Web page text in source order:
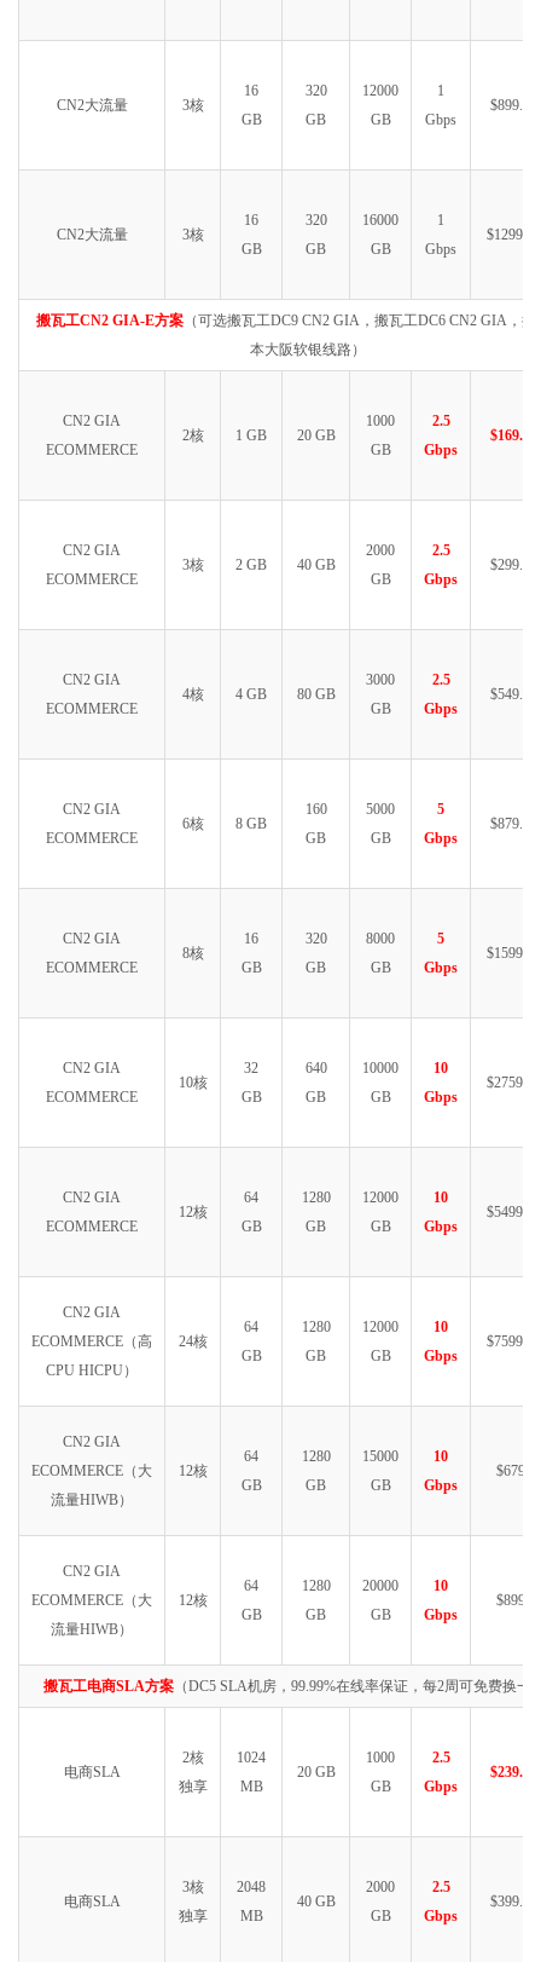
CN2大流量 3核
16
GB
320
GB
12000
GB
1
Gbps
$899.99
CN2大流量 3核
16
GB
320
GB
16000
GB
1
Gbps
$1299.99
搬瓦工CN2 GIA-E方案 （可选搬瓦工DC9 CN2 GIA，搬瓦工DC6 CN2 GIA，搬
本大阪软银线路）
CN2 GIA
ECOMMERCE
2核 1 GB 20 GB
1000
GB
2.5
Gbps
$169.99
CN2 GIA
ECOMMERCE
3核 2 GB 40 GB
2000
GB
2.5
Gbps
$299.99
CN2 GIA
ECOMMERCE
4核 4 GB 80 GB
3000
GB
2.5
Gbps
$549.99
CN2 GIA
ECOMMERCE
6核 8 GB
160
GB
5000
GB
5
Gbps
$879.99
CN2 GIA
ECOMMERCE
8核
16
GB
320
GB
8000
GB
5
Gbps
$1599.99
CN2 GIA
ECOMMERCE
10核
32
GB
640
GB
10000
GB
10
Gbps
$2759.99
CN2 GIA
ECOMMERCE
12核
64
GB
1280
GB
12000
GB
10
Gbps
$5499.99
CN2 GIA
ECOMMERCE（高
CPU HICPU）
24核
64
GB
1280
GB
12000
GB
10
Gbps
$7599.99
CN2 GIA
ECOMMERCE（大
流量HIWB）
12核
64
GB
1280
GB
15000
GB
10
Gbps
$6790
CN2 GIA
ECOMMERCE（大
流量HIWB）
12核
64
GB
1280
GB
20000
GB
10
Gbps
$8999
搬瓦工电商SLA方案（DC5 SLA机房，99.99%在线率保证，每2周可免费换一
电商SLA
2核
独享
1024
MB
20 GB
1000
GB
2.5
Gbps
$239.99
电商SLA
3核
独享
2048
MB
40 GB
2000
GB
2.5
Gbps
$399.99